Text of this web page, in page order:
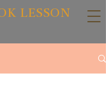
LESSON